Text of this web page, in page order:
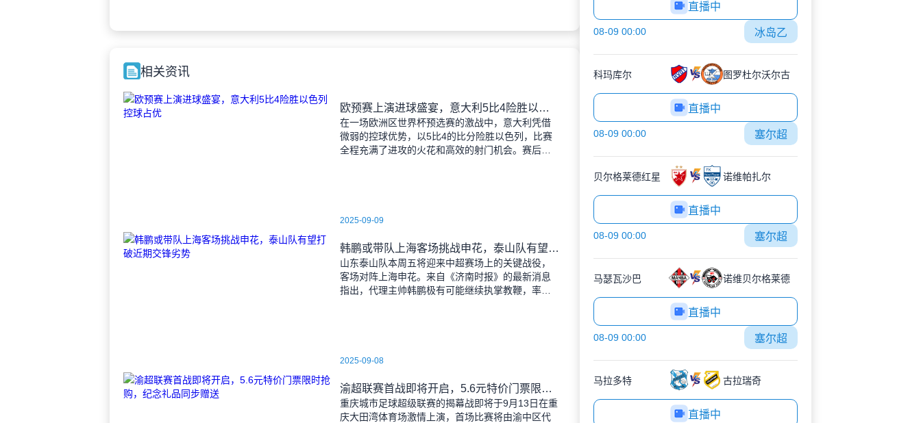
相关资讯
欧预赛上演进球盛宴，意大利5比4险胜以色列控球占优
在一场欧洲区世界杯预选赛的激战中，意大利凭借
微弱的控球优势，以5比4的比分险胜以色列，比赛
全程充满了进攻的火花和高效的射门机会。赛后技
2025-09-09
韩鹏或带队上海客场挑战申花，泰山队有望打破近期交锋劣势
山东泰山队本周五将迎来中超赛场上的关键战役，
客场对阵上海申花。来自《济南时报》的最新消息
指出，代理主帅韩鹏极有可能继续执掌教鞭，率队
2025-09-08
渝超联赛首战即将开启，5.6元特价门票限时抢购，纪念礼品同步赠送
重庆城市足球超级联赛的揭幕战即将于9月13日在重
庆大田湾体育场激情上演，首场比赛将由渝中区代
直播中
08-09 00:00 冰岛乙
科玛库尔 图罗杜尔沃尔古
直播中
08-09 00:00 塞尔超
贝尔格莱德红星 诺维帕扎尔
直播中
08-09 00:00 塞尔超
马瑟瓦沙巴 诺维贝尔格莱德
直播中
08-09 00:00 塞尔超
马拉多特 古拉瑞奇
直播中